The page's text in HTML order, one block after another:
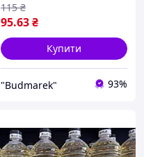
95.63₴
115 ₴
Купити
"Budmarek" 93%